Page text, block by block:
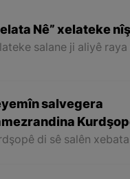
Nê” xelateke
salvegera